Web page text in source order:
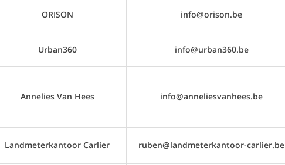
ORISON info@orison.be
Urban360 info@urban360.be
Annelies Van Hees info@anneliesvanhees.be
Landmeterkantoor Carlier ruben@landmeterkantoor-carlier.be